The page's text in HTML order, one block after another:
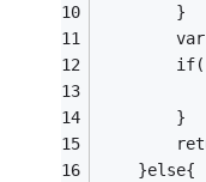
		}
		}
	}else{